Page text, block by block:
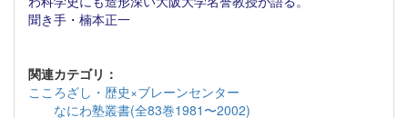
聞き手・楠本正一
関連カテゴリ：
こころざし・歴史×ブレーンセンター
なにわ塾叢書(全83巻1981〜2002)